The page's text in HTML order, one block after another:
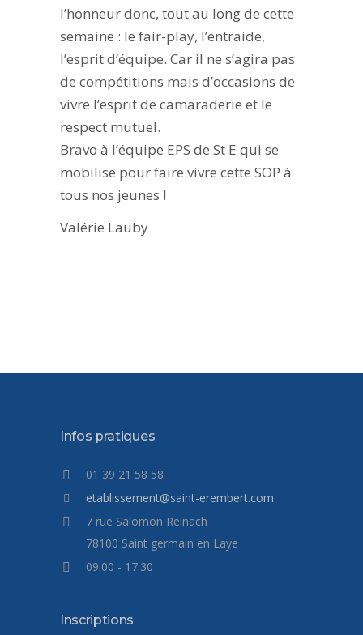
l’honneur donc, tout au long de cette
semaine : le fair-play, l’entraide,
l’esprit d’équipe. Car il ne s’agira pas
de compétitions mais d’occasions de
vivre l’esprit de camaraderie et le
respect mutuel.
Bravo à l’équipe EPS de St E qui se
mobilise pour faire vivre cette SOP à
tous nos jeunes !
Valérie Lauby
Infos pratiques
01 39 21 58 58
etablissement@saint-erembert.com
7 rue Salomon Reinach
78100 Saint germain en Laye
09:00 - 17:30
Inscriptions